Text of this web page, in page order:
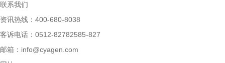
联系我们
资讯热线：400-680-8038
客诉电话：0512-82782585-827
邮箱： info@cyagen.com